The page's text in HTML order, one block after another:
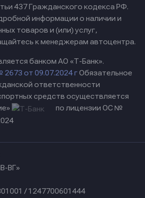
437 Гражданского кодекса РФ.
информации о наличии и
товаров и (или) услуг,
к менеджерам автоцентра.
банком АО «Т-Банк».
от 09.07.2024 гОбязательное
ответственности
средств осуществляется
по лицензии ОС №
ВГ»
/ 1247700601444